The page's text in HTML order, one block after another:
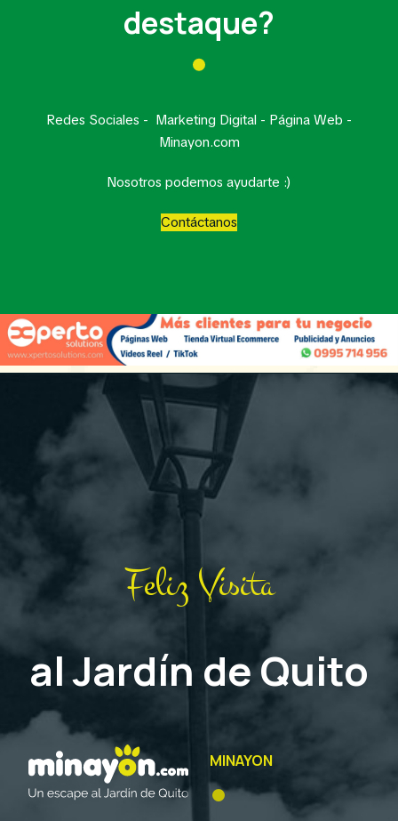
destaque?
Redes Sociales - Marketing Digital - Página Web -
Minayon.com
Nosotros podemos ayudarte :)
Contáctanos
Feliz Visita
al Jardín de Quito
MINAYON